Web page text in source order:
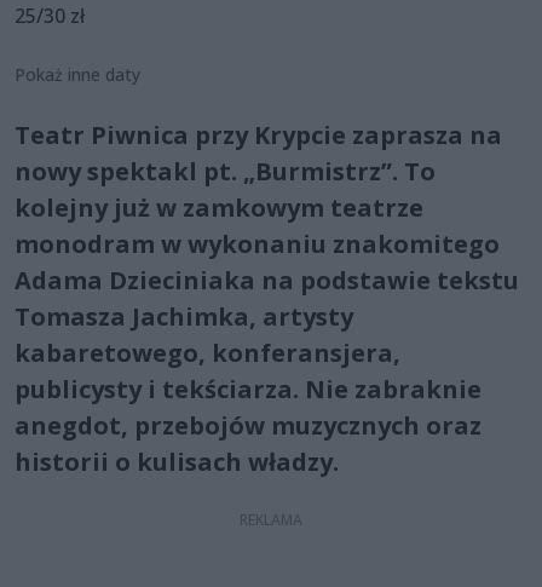
25/30 zł
Pokaż inne daty
Teatr Piwnica przy Krypcie zaprasza na
nowy spektakl pt. „Burmistrz”. To
kolejny już w zamkowym teatrze
monodram w wykonaniu znakomitego
Adama Dzieciniaka na podstawie tekstu
Tomasza Jachimka, artysty
kabaretowego, konferansjera,
publicysty i tekściarza. Nie zabraknie
anegdot, przebojów muzycznych oraz
historii o kulisach władzy.